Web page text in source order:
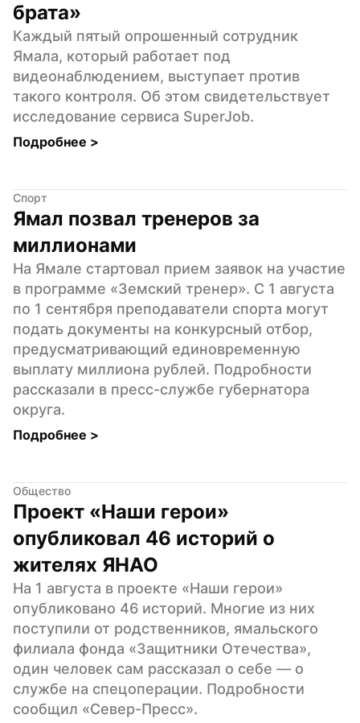
брата»
Каждый пятый опрошенный сотрудник
Ямала, который работает под
видеонаблюдением, выступает против
такого контроля. Об этом свидетельствует
исследование сервиса SuperJob.
Подробнее >
Спорт
Ямал позвал тренеров за
миллионами
На Ямале стартовал прием заявок на участие
в программе «Земский тренер». С 1 августа
по 1 сентября преподаватели спорта могут
подать документы на конкурсный отбор,
предусматривающий единовременную
выплату миллиона рублей. Подробности
рассказали в пресс-службе губернатора
округа.
Подробнее >
Общество
Проект «Наши герои»
опубликовал 46 историй о
жителях ЯНАО
На 1 августа в проекте «Наши герои»
опубликовано 46 историй. Многие из них
поступили от родственников, ямальского
филиала фонда «Защитники Отечества»,
один человек сам рассказал о себе — о
службе на спецоперации. Подробности
сообщил «Север-Пресс».